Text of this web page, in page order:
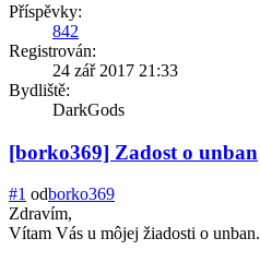
Příspěvky:
842
Registrován:
24 zář 2017 21:33
Bydliště:
DarkGods
[borko369] Zadost o unban
#1 odborko369
Zdravím,
Vítam Vás u môjej žiadosti o unban.